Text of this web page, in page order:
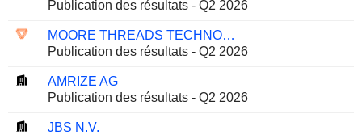
Publication des résultats - Q2 2026
MOORE THREADS TECHNOLOGY CO., LTD.
Publication des résultats - Q2 2026
AMRIZE AG
Publication des résultats - Q2 2026
JBS N.V.